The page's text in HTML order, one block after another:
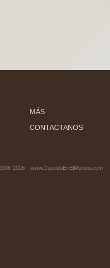
MÁS
CONTACTANOS
2026 - www.CuandoEnElMundo.com